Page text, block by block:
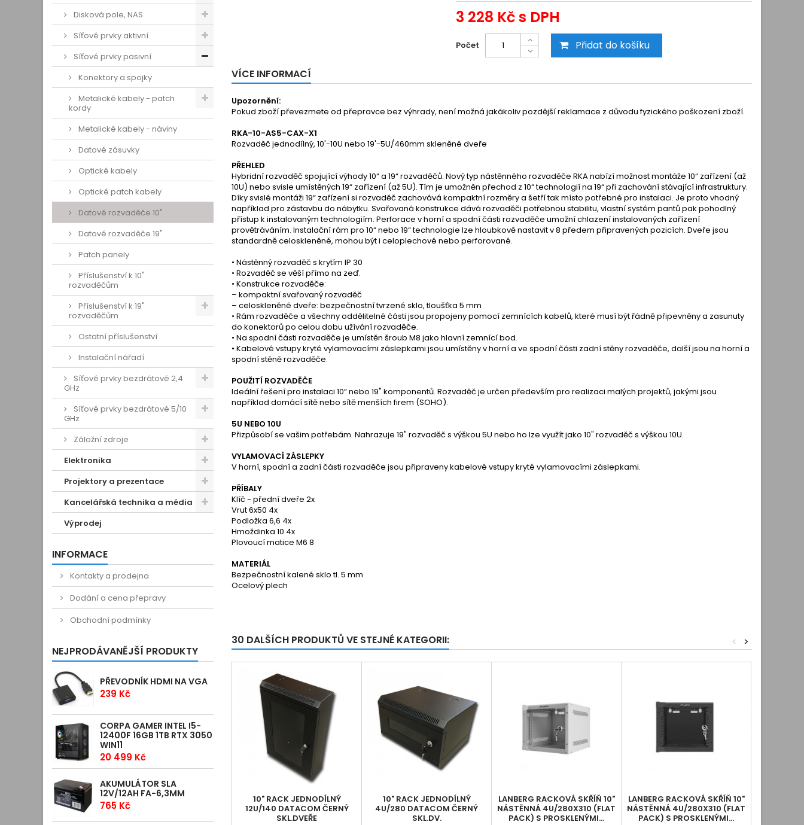
Disková pole, NAS
Síťové prvky aktivní
Síťové prvky pasivní
Konektory a spojky
Metalické kabely - patch
kordy
Metalické kabely - náviny
Datové zásuvky
Optické kabely
Optické patch kabely
Datové rozvaděče 10"
Datové rozvaděče 19"
Patch panely
Příslušenství k 10"
rozvaděčům
Příslušenství k 19"
rozvaděčům
Ostatní příslušenství
Instalační nářadí
Síťové prvky bezdrátové 2,4
GHz
Síťové prvky bezdrátové 5/10
GHz
Záložní zdroje
Elektronika
Projektory a prezentace
Kancelářská technika a média
Výprodej
INFORMACE
Kontakty a prodejna
Dodání a cena přepravy
Obchodní podmínky
NEJPRODÁVANĚJŠÍ PRODUKTY
PŘEVODNÍK HDMI NA VGA
239 Kč
CORPA GAMER INTEL I5-
12400F 16GB 1TB RTX 3050
WIN11
20 499 Kč
AKUMULÁTOR SLA
12V/12AH FA-6,3MM
765 Kč
3 228 Kčs DPH
Počet Přidat do košíku
VÍCE INFORMACÍ
Upozornění:
Pokud zboží převezmete od přepravce bez výhrady, není možná jakákoliv pozdější reklamace z důvodu fyzického poškození zboží.
RKA-10-AS5-CAX-X1
Rozvaděč jednodílný, 10'-10U nebo 19'-5U/460mm skleněné dveře
PŘEHLED
Hybridní rozvaděč spojující výhody 10“ a 19“ rozvaděčů. Nový typ nástěnného rozvaděče RKA nabízí možnost montáže 10“ zařízení (až
10U) nebo svisle umístěných 19“ zařízení (až 5U). Tím je umožněn přechod z 10“ technologií na 19“ při zachování stávající infrastruktury.
Díky svislé montáži 19“ zařízení si rozvaděč zachovává kompaktní rozměry a šetří tak místo potřebné pro instalaci. Je proto vhodný
například pro zástavbu do nábytku. Svařovaná konstrukce dává rozvaděči potřebnou stabilitu, vlastní systém pantů pak pohodlný
přístup k instalovaným technologiím. Perforace v horní a spodní části rozvaděče umožní chlazení instalovaných zařízení
provětráváním. Instalační rám pro 10“ nebo 19“ technologie lze hloubkově nastavit v 8 předem připravených pozicích. Dveře jsou
standardně celoskleněné, mohou být i celoplechové nebo perforované.
• Nástěnný rozvaděč s krytím IP 30
• Rozvaděč se věší přímo na zeď.
• Konstrukce rozvaděče:
– kompaktní svařovaný rozvaděč
– celoskleněné dveře: bezpečnostní tvrzené sklo, tloušťka 5 mm
• Rám rozvaděče a všechny oddělitelné části jsou propojeny pomocí zemnících kabelů, které musí být řádně připevněny a zasunuty
do konektorů po celou dobu užívání rozvaděče.
• Na spodní části rozvaděče je umístěn šroub M8 jako hlavní zemnící bod.
• Kabelové vstupy kryté vylamovacími záslepkami jsou umístěny v horní a ve spodní části zadní stěny rozvaděče, další jsou na horní a
spodní stěně rozvaděče.
POUŽITÍ ROZVADĚČE
Ideální řešení pro instalaci 10“ nebo 19" komponentů. Rozvaděč je určen především pro realizaci malých projektů, jakými jsou
například domácí sítě nebo sítě menších firem (SOHO).
5U NEBO 10U
Přizpůsobí se vašim potřebám. Nahrazuje 19" rozvaděč s výškou 5U nebo ho lze využít jako 10" rozvaděč s výškou 10U.
VYLAMOVACÍ ZÁSLEPKY
V horní, spodní a zadní části rozvaděče jsou připraveny kabelové vstupy kryté vylamovacími záslepkami.
PŘÍBALY
Klíč - přední dveře 2x
Vrut 6x50 4x
Podložka 6,6 4x
Hmoždinka 10 4x
Plovoucí matice M6 8
MATERIÁL
Bezpečnostní kalené sklo tl. 5 mm
Ocelový plech
30 DALŠÍCH PRODUKTŮ VE STEJNÉ KATEGORII: >
<
10" RACK JEDNODÍLNÝ
12U/140 DATACOM ČERNÝ
SKL.DVEŘE
10" RACK JEDNODÍLNÝ
4U/280 DATACOM ČERNÝ
SKL.DV.
LANBERG RACKOVÁ SKŘÍŇ 10"
NÁSTĚNNÁ 4U/280X310 (FLAT
PACK) S PROSKLENÝMI...
LANBERG RACKOVÁ SKŘÍŇ 10"
NÁSTĚNNÁ 4U/280X310 (FLAT
PACK) S PROSKLENÝMI...